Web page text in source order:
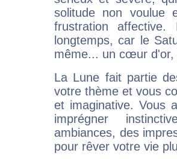
solitude non voulue
frustration
longtemps, car le
même... un cœur d'or,
La Lune fait partie
votre thème et vous
et imaginative. Vous
imprégner
ambiances, des
pour rêver votre vie